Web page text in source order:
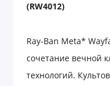
(RW4012)
Ray-Ban Meta*
сочетание вечной
технологий.